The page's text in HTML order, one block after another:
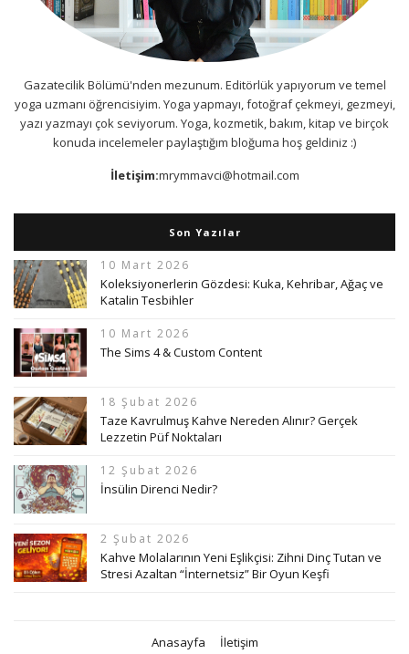
Gazatecilik Bölümü'nden mezunum. Editörlük yapıyorum ve temel
yoga uzmanı öğrencisiyim. Yoga yapmayı, fotoğraf çekmeyi, gezmeyi,
yazı yazmayı çok seviyorum. Yoga, kozmetik, bakım, kitap ve birçok
konuda incelemeler paylaştığım bloğuma hoş geldiniz :)
İletişim:mrymmavci@hotmail.com
Son Yazılar
10 Mart 2026
Koleksiyonerlerin Gözdesi: Kuka, Kehribar, Ağaç ve
Katalin Tesbihler
10 Mart 2026
The Sims 4 & Custom Content
18 Şubat 2026
Taze Kavrulmuş Kahve Nereden Alınır? Gerçek
Lezzetin Püf Noktaları
12 Şubat 2026
İnsülin Direnci Nedir?
2 Şubat 2026
Kahve Molalarının Yeni Eşlikçisi: Zihni Dinç Tutan ve
Stresi Azaltan “İnternetsiz” Bir Oyun Keşfi
Anasayfa İletişim